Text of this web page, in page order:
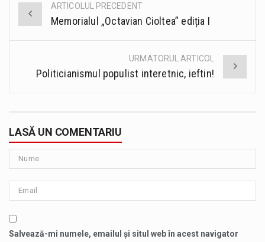
Post
ARTICOLUL PRECEDENT
Memorialul „Octavian Cioltea” ediția I
URMATORUL ARTICOL
Politicianismul populist interetnic, ieftin!
LASĂ UN COMENTARIU
Salvează-mi numele, emailul și situl web în acest navigator